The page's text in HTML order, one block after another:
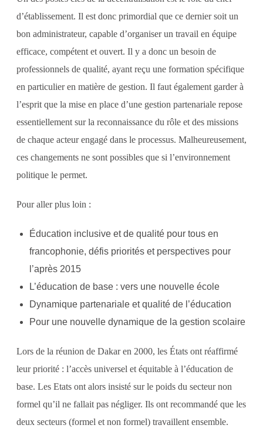
d’établissement. Il est donc primordial que ce dernier soit un
bon administrateur, capable d’organiser un travail en équipe
efficace, compétent et ouvert. Il y a donc un besoin de
professionnels de qualité, ayant reçu une formation spécifique
en particulier en matière de gestion. Il faut également garder à
l’esprit que la mise en place d’une gestion partenariale repose
essentiellement sur la reconnaissance du rôle et des missions
de chaque acteur engagé dans le processus. Malheureusement,
ces changements ne sont possibles que si l’environnement
politique le permet.
Pour aller plus loin :
Éducation inclusive et de qualité pour tous en
francophonie, défis priorités et perspectives pour
l’après 2015
L’éducation de base : vers une nouvelle école
Dynamique partenariale et qualité de l’éducation
Pour une nouvelle dynamique de la gestion scolaire
Lors de la réunion de Dakar en 2000, les États ont réaffirmé
leur priorité : l’accès universel et équitable à l’éducation de
base. Les Etats ont alors insisté sur le poids du secteur non
formel qu’il ne fallait pas négliger. Ils ont recommandé que les
deux secteurs (formel et non formel) travaillent ensemble.